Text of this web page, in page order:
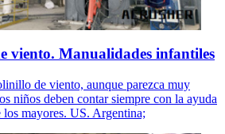
viento. Manualidades infantiles
de viento, aunque parezca muy
niños deben contar siempre con la ayuda
mayores. US. Argentina;